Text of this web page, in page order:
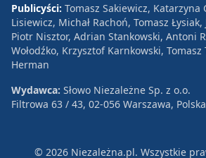
Publicyści: Tomasz Sakiewicz, Katarzyna
Lisiewicz, Michał Rachoń, Tomasz
Piotr Nisztor, Adrian Stankowski, Antoni
Wołodźko, Krzysztof Karnkowski,
Herman
Wydawca: Słowo Niezależne Sp. z o.o.
Filtrowa 63 / 43, 02-056 Warszawa, Polska
© 2026 Niezależna.pl. Wszystkie